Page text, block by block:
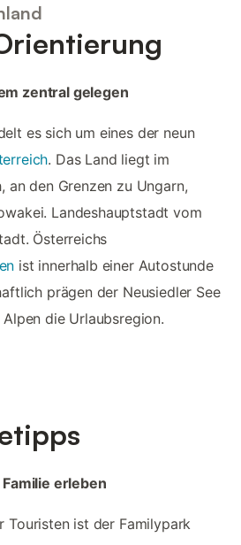
zentral gelegen
es sich um eines der neun
. Das Land liegt im
an den Grenzen zu Ungarn,
Landeshauptstadt vom
Österreichs
ist innerhalb einer Autostunde
prägen der Neusiedler See
die Urlaubsregion.
erleben
Touristen ist der Familypark